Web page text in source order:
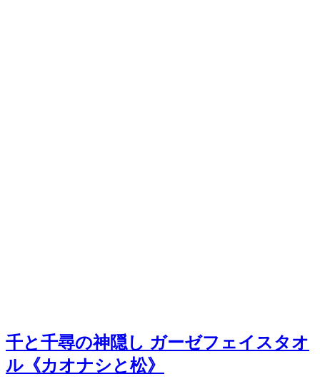
千と千尋の神隠し ガーゼフェイスタオ
ル《カオナシと松》